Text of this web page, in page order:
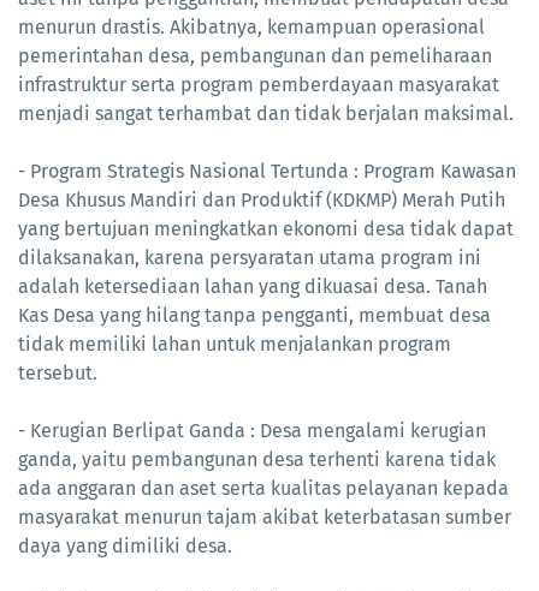
menurun drastis. Akibatnya, kemampuan operasional
pemerintahan desa, pembangunan dan pemeliharaan
infrastruktur serta program pemberdayaan masyarakat
menjadi sangat terhambat dan tidak berjalan maksimal.
- Program Strategis Nasional Tertunda : Program Kawasan
Desa Khusus Mandiri dan Produktif (KDKMP) Merah Putih
yang bertujuan meningkatkan ekonomi desa tidak dapat
dilaksanakan, karena persyaratan utama program ini
adalah ketersediaan lahan yang dikuasai desa. Tanah
Kas Desa yang hilang tanpa pengganti, membuat desa
tidak memiliki lahan untuk menjalankan program
tersebut.
- Kerugian Berlipat Ganda : Desa mengalami kerugian
ganda, yaitu pembangunan desa terhenti karena tidak
ada anggaran dan aset serta kualitas pelayanan kepada
masyarakat menurun tajam akibat keterbatasan sumber
daya yang dimiliki desa.